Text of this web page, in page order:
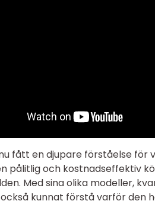
fått en djupare förståelse för
pålitlig och kostnadseffektiv
Med sina olika modeller,
kunnat förstå varför den